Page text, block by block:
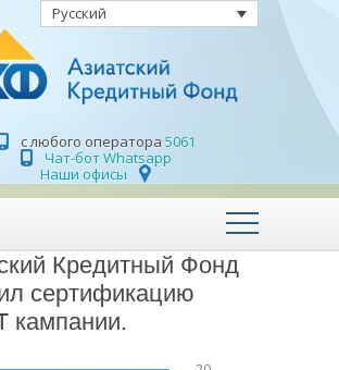
Русский
с любого оператора 5061
Чат-бот Whatsapp
Наши офисы
Кредитный Фонд
сертификацию
кампании.